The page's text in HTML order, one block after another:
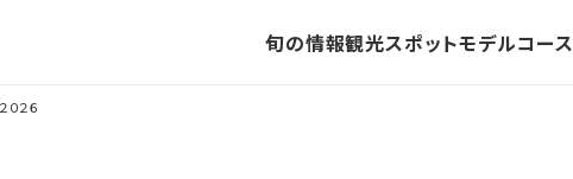
旬の情報観光スポットモデルコース
２６